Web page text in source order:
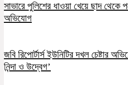
সাভারে পুলিশের ধাওয়া খেয়ে ছাদ থেকে
অভিযোগ
জবি রিপোর্টার্স ইউনিটির দখল চেষ্টার
নিন্দা ও উদ্বেগ’